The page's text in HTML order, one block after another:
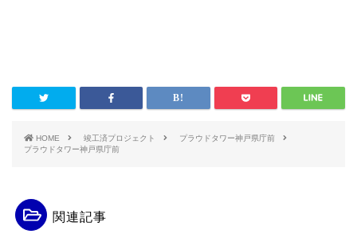
HOME 竣工済プロジェクト
プラウドタワー神戸県庁前
プラウドタワー神戸県庁前
関連記事